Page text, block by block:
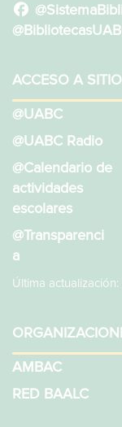
ACCESO A
@UABC
@UABC Radio
@Calendario de
actividades
escolares
@Transparenci
a
Última
AMBAC
RED BAALC